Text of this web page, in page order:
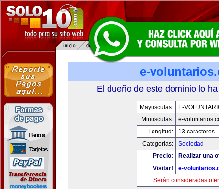
e-
El dueño de este dominio lo
Mayusculas:
E-
Minusculas:
e-
Longitud:
13 caracteres
Categorias:
Sociedad
Precio:
Realizar una
Visitar!
e-
Serán consideradas